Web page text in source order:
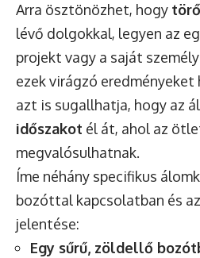
Arra ösztönözhet, hogy
lévő dolgokkal, legyen az
projekt vagy a saját
ezek virágzó eredményeket
azt is sugallhatja, hogy az
időszakot él át, ahol az
megvalósulhatnak.
Íme néhány specifikus
bozóttal kapcsolatban és
jelentése:
Egy sűrű, zöldellő